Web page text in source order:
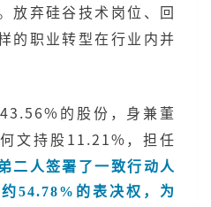
放弃硅谷技术岗位、回
的职业转型在行业内并
的股份，身兼董
文持股11.21%，担任
二人签署了一致行动人
54.78%的表决权，为